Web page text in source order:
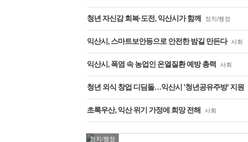
청년 자신감 회복·도전, 익산시가 함께 정치/행정
익산시, 스마트보안등으로 안전한 밤길 만든다 사회
익산시, 폭염 속 농업인 온열질환 예방 총력 사회
청년 외식 창업 디딤돌…익산시 '청년공유주방' 지원
초록우산, 익산 위기 가정에 희망 전해 사회
정치/행정